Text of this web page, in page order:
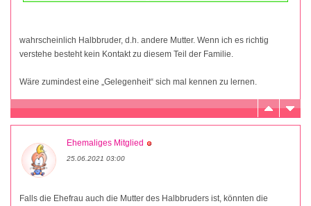
wahrscheinlich Halbbruder, d.h. andere Mutter. Wenn ich es richtig
verstehe besteht kein Kontakt zu diesem Teil der Familie.
Wäre zumindest eine „Gelegenheit“ sich mal kennen zu lernen.
Ehemaliges Mitglied
25.06.2021 03:00
Falls die Ehefrau auch die Mutter des Halbbruders ist, könnten die